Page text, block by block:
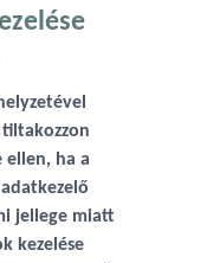
ellen, ha a
jellege miatt
kezelése